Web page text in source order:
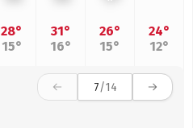
28°
15°
31°
16°
26°
15°
24°
12°
7/14